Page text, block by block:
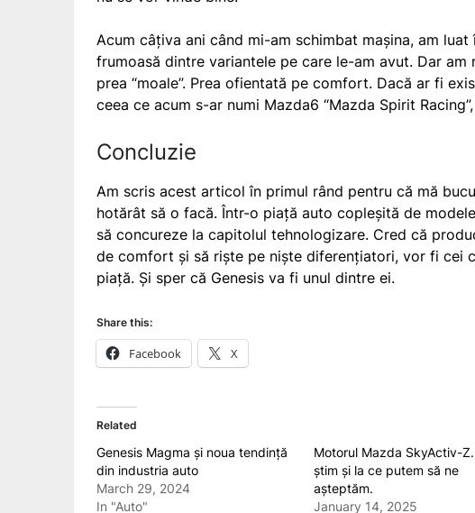
Acum câțiva ani când mi-am schimbat mașina, am
frumoasă dintre variantele pe care le-am avut. Dar am
prea “moale”. Prea ofientată pe comfort. Dacă ar fi
ceea ce acum s-ar numi Mazda6 “Mazda Spirit
Concluzie
Am scris acest articol în primul rând pentru că mă
hotărât să o facă. Într-o piață auto copleșită de
să concureze la capitolul tehnologizare. Cred că
de comfort și să riște pe niște diferențiatori, vor fi cei
piață. Și sper că Genesis va fi unul dintre ei.
Share this:
Facebook X
Related
Genesis Magma și noua tendință
din industria auto
March 29, 2024
In "Auto"
Motorul Mazda SkyActiv-
știm și la ce putem să ne
așteptăm.
January 14, 2025